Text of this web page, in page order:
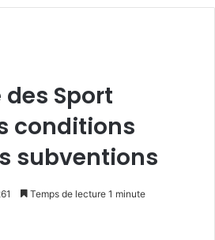
Sport
conditions
subventions
Temps de lecture 1 minute